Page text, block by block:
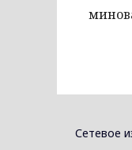
Сетевое